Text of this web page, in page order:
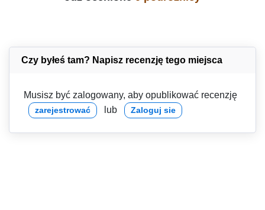
Czy byłeś tam? Napisz recenzję tego miejsca
Musisz być zalogowany, aby opublikować recenzję
zarejestrować lub Zaloguj sie